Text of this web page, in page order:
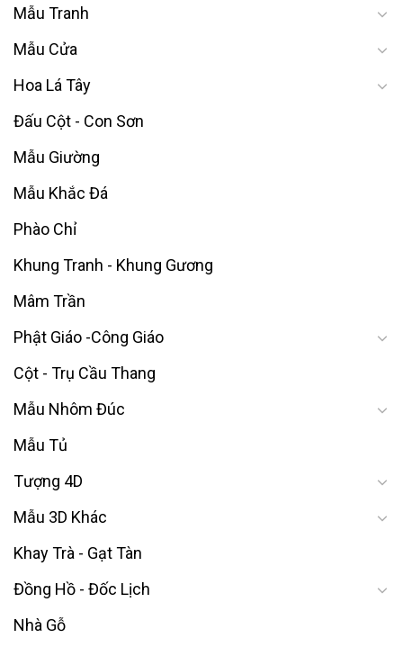
Mẫu Tranh
Mẫu Cửa
Hoa Lá Tây
Đấu Cột - Con Sơn
Mẫu Giường
Mẫu Khắc Đá
Phào Chỉ
Khung Tranh - Khung Gương
Mâm Trần
Phật Giáo -Công Giáo
Cột - Trụ Cầu Thang
Mẫu Nhôm Đúc
Mẫu Tủ
Tượng 4D
Mẫu 3D Khác
Khay Trà - Gạt Tàn
Đồng Hồ - Đốc Lịch
Nhà Gỗ